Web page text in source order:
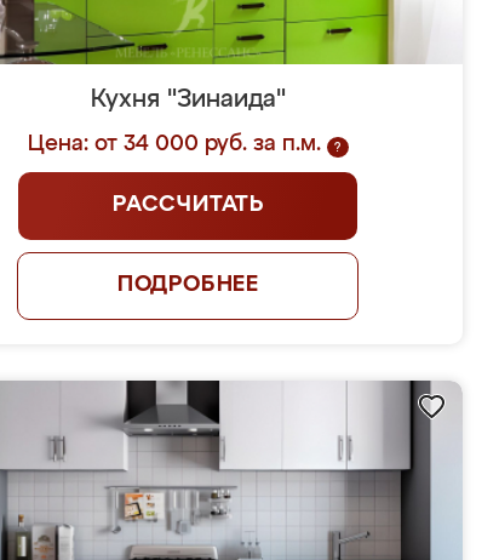
Кухня "Зинаида"
Цена: от 34 000 руб. за п.м. ?
РАССЧИТАТЬ
ПОДРОБНЕЕ